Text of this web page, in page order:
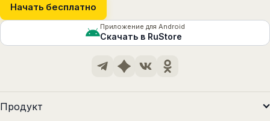
Начать бесплатно
Приложение для Android
Скачать в RuStore
Продукт